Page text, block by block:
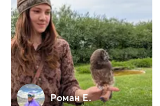
Роман Е.